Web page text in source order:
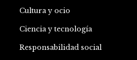
Cultura y ocio
Ciencia y tecnología
Responsabilidad social